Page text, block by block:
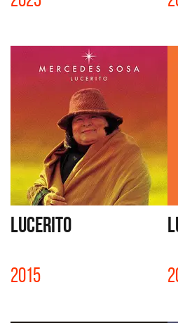
LUCERITO
2015